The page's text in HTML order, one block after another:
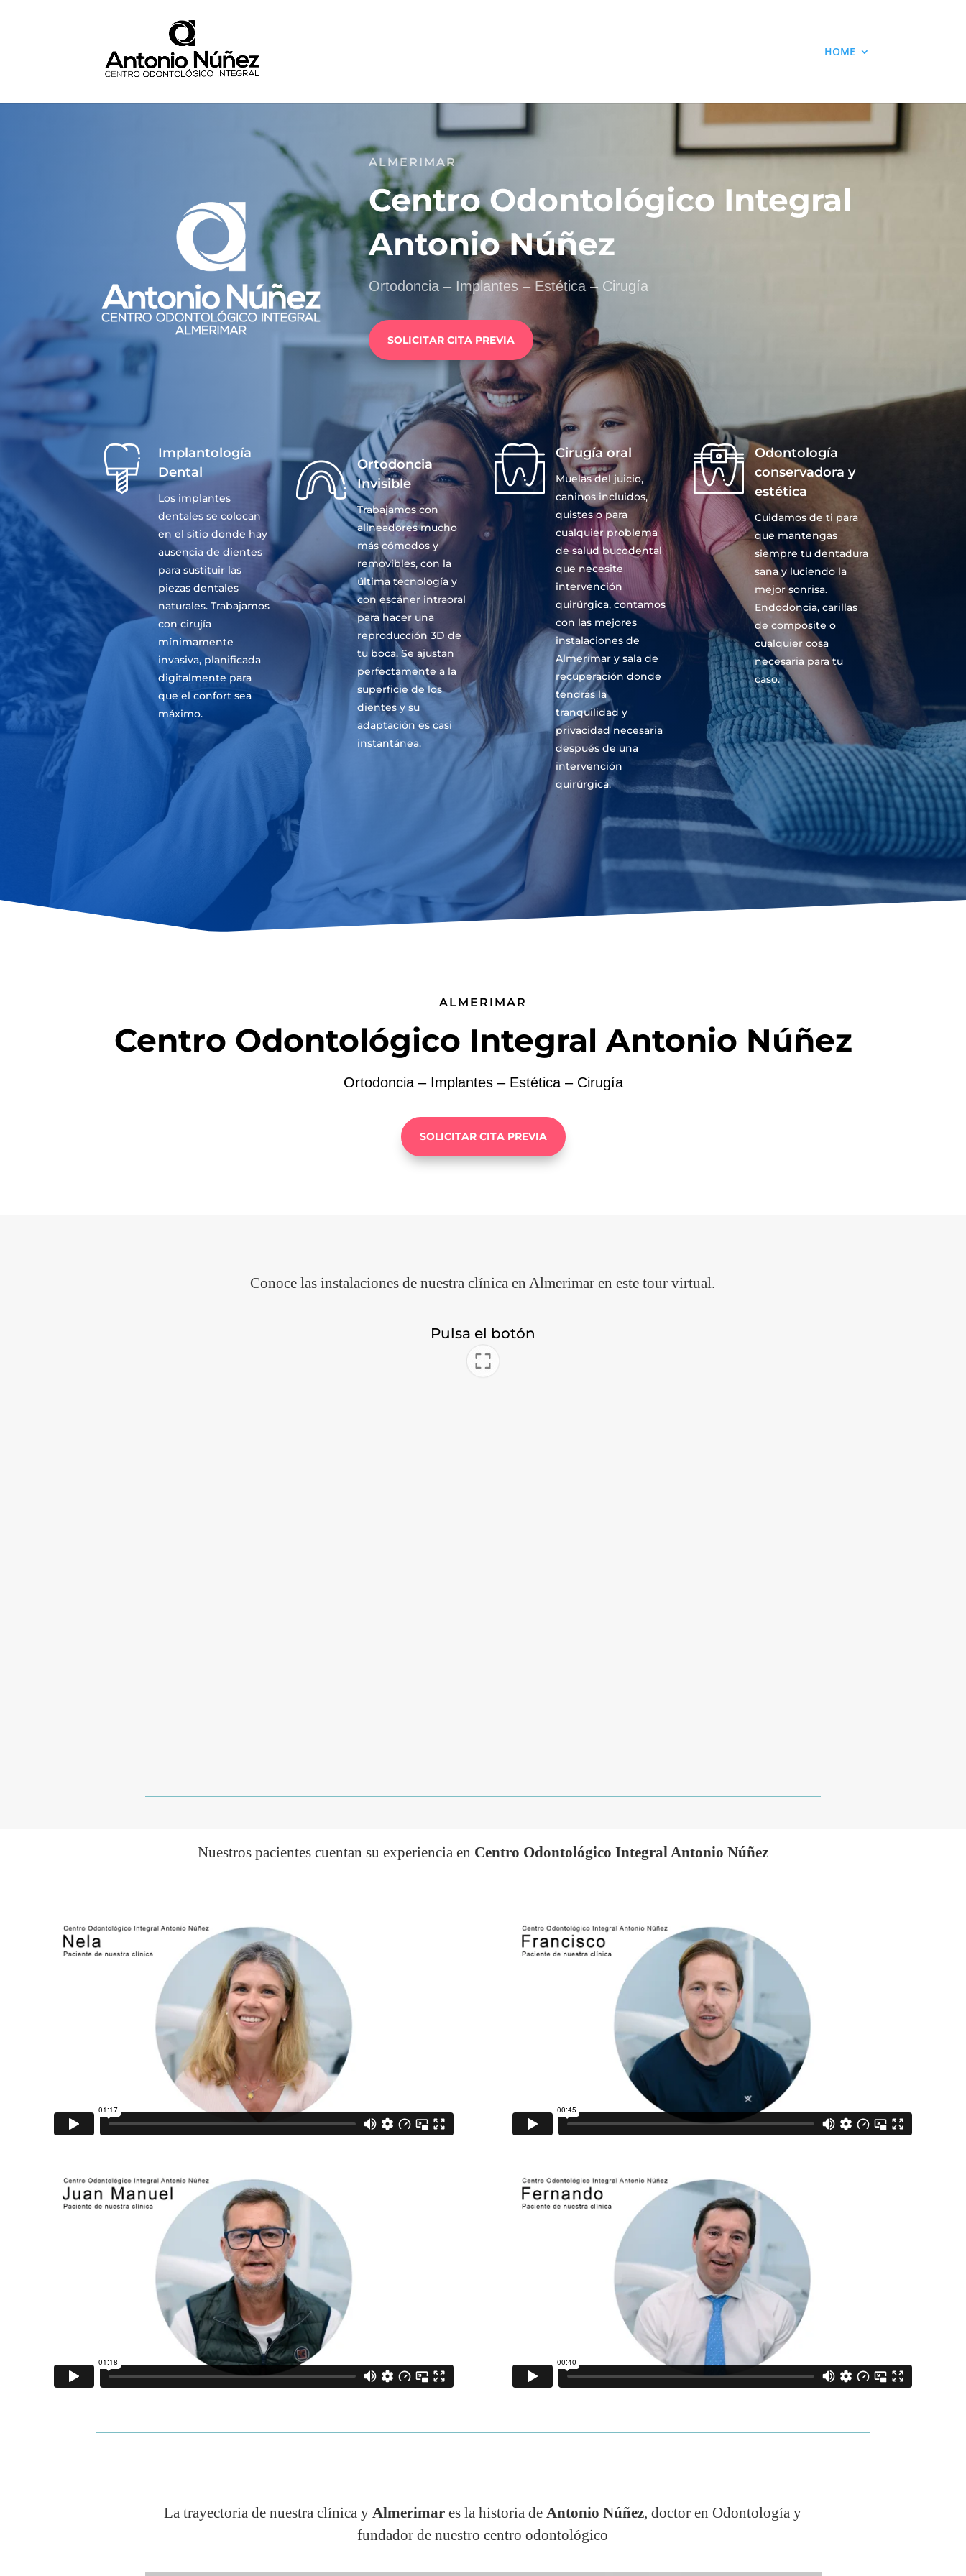
HOME
ALMERIMAR
Centro Odontológico Integral
Antonio Núñez
Ortodoncia – Implantes – Estética – Cirugía
SOLICITAR CITA PREVIA
Implantología
Dental
Los implantes
dentales se colocan
en el sitio donde hay
ausencia de dientes
para sustituir las
piezas dentales
naturales. Trabajamos
con cirujía
mínimamente
invasiva, planificada
digitalmente para
que el confort sea
máximo.
Ortodoncia
Invisible
Trabajamos con
alineadores mucho
más cómodos y
removibles, con la
última tecnología y
con escáner intraoral
para hacer una
reproducción 3D de
tu boca. Se ajustan
perfectamente a la
superficie de los
dientes y su
adaptación es casi
instantánea.
Cirugía oral
Muelas del juicio,
caninos incluidos,
quistes o para
cualquier problema
de salud bucodental
que necesite
intervención
quirúrgica, contamos
con las mejores
instalaciones de
Almerimar y sala de
recuperación donde
tendrás la
tranquilidad y
privacidad necesaria
después de una
intervención
quirúrgica.
Odontología
conservadora y
estética
Cuidamos de ti para
que mantengas
siempre tu dentadura
sana y luciendo la
mejor sonrisa.
Endodoncia, carillas
de composite o
cualquier cosa
necesaria para tu
caso.
ALMERIMAR
Centro Odontológico Integral Antonio Núñez
Ortodoncia – Implantes – Estética – Cirugía
SOLICITAR CITA PREVIA
Conoce las instalaciones de nuestra clínica en Almerimar en este tour virtual.
Pulsa el botón
Nuestros pacientes cuentan su experiencia en Centro Odontológico Integral Antonio Núñez
La trayectoria de nuestra clínica y Almerimar es la historia de Antonio Núñez, doctor en Odontología y
fundador de nuestro centro odontológico